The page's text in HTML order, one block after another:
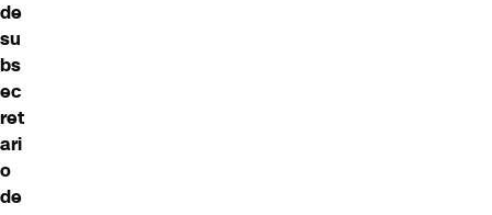
de
su
bs
ec
ret
ari
o
de